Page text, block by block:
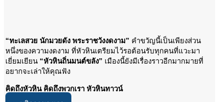
“ทะเลสวย นักมวยดัง พระราชวังงดงาม” คำขวัญนี้เป็นเพียงส่วน
หนึ่งของความงดงาม ที่หัวหินเตรียมไว้รอต้อนรับทุกคนที่แวะมา
เยี่ยมเยียน “หัวหินถิ่นมนต์ขลัง” เมืองนี้ยังมีเรื่องราวอีกมากมายที่
อยากจะเล่าให้คุณฟัง
คิดถึงหัวหิน คิดถึงพวกเรา หัวหินทาวน์